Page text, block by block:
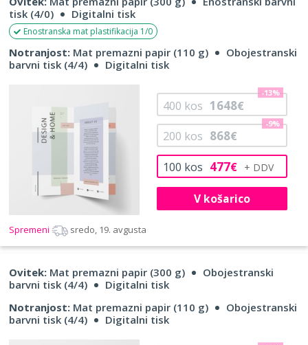
tisk (4/0)
Digitalni tisk
Enostranska mat plastifikacija 1/0
Notranjost: Mat premazni papir (110 g)
Obojestranski
barvni tisk (4/4)
Digitalni tisk
100 kos 477€
200 kos 868€
-9%
400 kos 1648€
-13%
V košarico
Spremeni sredo, 19. avgusta
Ovitek: Mat premazni papir (300 g)
Obojestranski
barvni tisk (4/4)
Digitalni tisk
Notranjost: Mat premazni papir (110 g)
Obojestranski
barvni tisk (4/4)
Digitalni tisk